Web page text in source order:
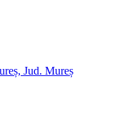
Jud. Mureș